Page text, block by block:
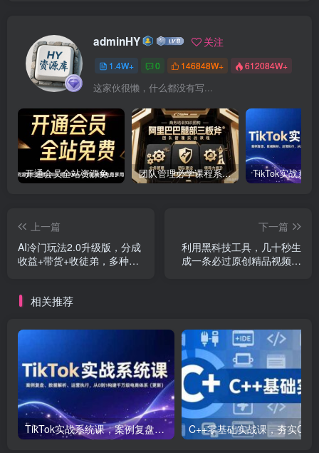
adminHY 关注
1.4W+ 0 146848W+ 612084W+
这家伙很懒，什么都没有写...
开通会员全站资源免费下载 开通VIP会员 HY资源库 团队管理必学课程系列，阿里巴巴“腿部三板斧”
上一篇
AI冷门玩法2.0升级版，分成
收益+带货+收徒弟，多种变
下一篇
利用黑科技工具，几十秒生
成一条必过原创精品视频，
相关推荐
TikTok实战系统课，案例复盘、数据解析、运营执行，从0到1构建千万级电商体系（更新）